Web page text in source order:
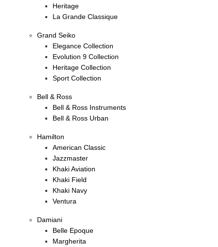
Heritage
La Grande Classique
Grand Seiko
Elegance Collection
Evolution 9 Collection
Heritage Collection
Sport Collection
Bell & Ross
Bell & Ross Instruments
Bell & Ross Urban
Hamilton
American Classic
Jazzmaster
Khaki Aviation
Khaki Field
Khaki Navy
Ventura
Damiani
Belle Epoque
Margherita